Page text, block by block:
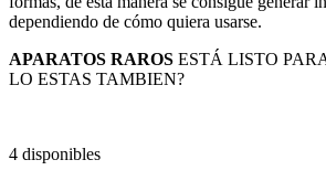
dependiendo de cómo quiera usarse.
APARATOS RAROS ESTÁ LISTO
LO ESTAS TAMBIEN?
4 disponibles